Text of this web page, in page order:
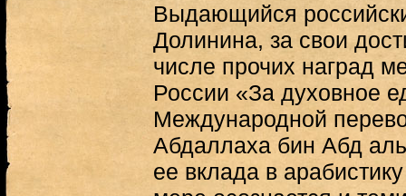
Выдающийся
Долинина, за свои
числе прочих наград
России «За духовное
Международной
Абдаллаха бин Абд
ее вклада в